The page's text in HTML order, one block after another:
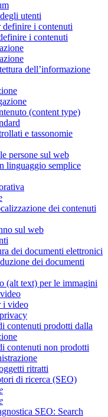
utenti
definire i contenuti
i contenuti
dell’informazione
(content type)
e tassonomie
persone sul web
linguaggio semplice
dei contenuti
sul web
dei documenti elettronici
dei documenti
(alt text) per le immagini
i video
contenuti prodotti dalla
contenuti non prodotti
ritratti
di ricerca (SEO)
SEO: Search